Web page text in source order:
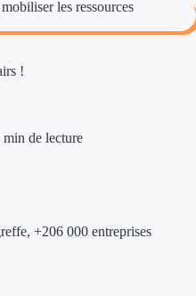
Aides Région
Aides Nationales
!
min de lecture
, +206 000 entreprises